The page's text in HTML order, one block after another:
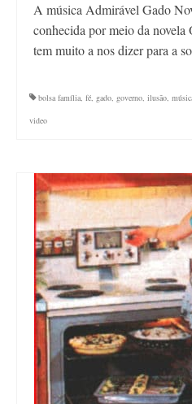
A música Admirável Gado
conhecida por meio da
tem muito a nos dizer para a
bolsa família, fé, gado, governo, ilusão,
video